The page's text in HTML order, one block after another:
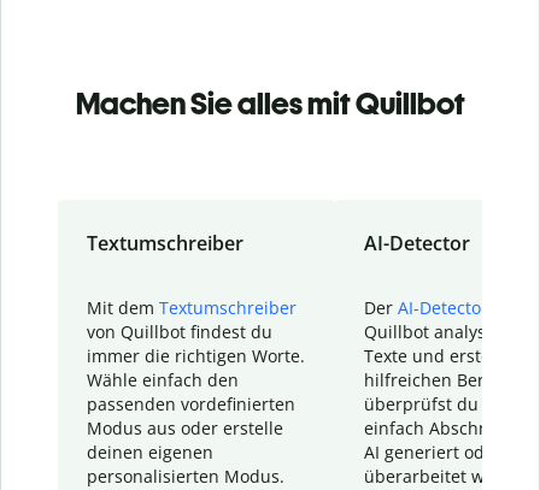
Machen Sie alles mit Quillbot
Textumschreiber
Mit dem Textumschreiber
von Quillbot findest du
immer die richtigen Worte.
Wähle einfach den
passenden vordefinierten
Modus aus oder erstelle
deinen eigenen
personalisierten Modus.
AI-Detector
Der AI-Detector
Quillbot analysiert
Texte und erstellt
hilfreichen Bericht.
überprüfst du
einfach Abschnitte,
AI generiert oder
überarbeitet wurden.